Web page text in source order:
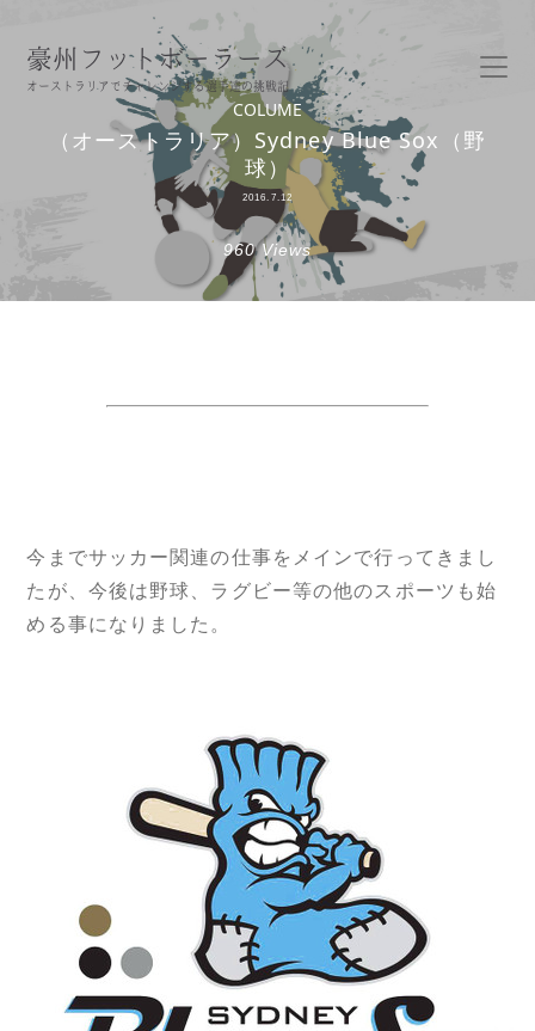
豪州フットボーラーズ
オーストラリアでチャレンジする選手達の挑戦記
COLUME
（オーストラリア）Sydney Blue Sox（野
球）
2016.7.12
960 Views
今までサッカー関連の仕事をメインで行ってきまし
たが、今後は野球、ラグビー等の他のスポーツも始
める事になりました。